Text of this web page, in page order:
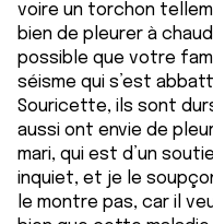
voire un torchon
bien de pleurer à
possible que votre
séisme qui s’est
Souricette, ils sont
aussi ont envie de
mari, qui est d’un
inquiet, et je le
le montre pas, car il